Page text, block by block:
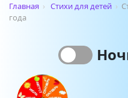
Главная › Стихи для детей ›
года